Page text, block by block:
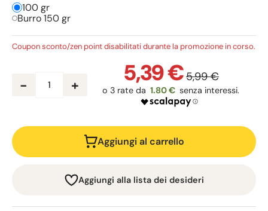
100 gr
Burro 150 gr
Coupon sconto/zen point disabilitati durante la promozione in corso.
- + 5,39 €5,99 €
1.80 €
Aggiungi al carrello
Aggiungi alla lista dei desideri